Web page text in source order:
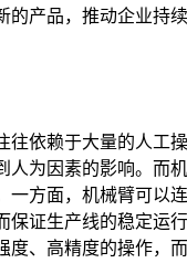
的产品，推动企业持续
往依赖于大量的人工
人为因素的影响。而
一方面，机械臂可以
保证生产线的稳定运
度、高精度的操作，